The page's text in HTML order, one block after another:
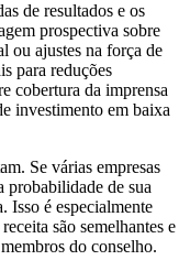
de resultados e os
prospectiva sobre
ou ajustes na força de
para reduções
cobertura da imprensa
investimento em baixa
Se várias empresas
probabilidade de sua
Isso é especialmente
são semelhantes e
do conselho.